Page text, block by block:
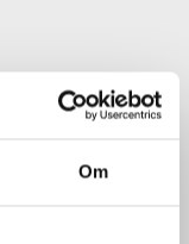
Om